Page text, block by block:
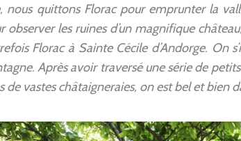
nous quittons Florac pour emprunter la
observer les ruines d’un magnifique
Florac à Sainte Cécile d’Andorge. On
Après avoir traversé une série de
vastes châtaigneraies, on est bel et bien